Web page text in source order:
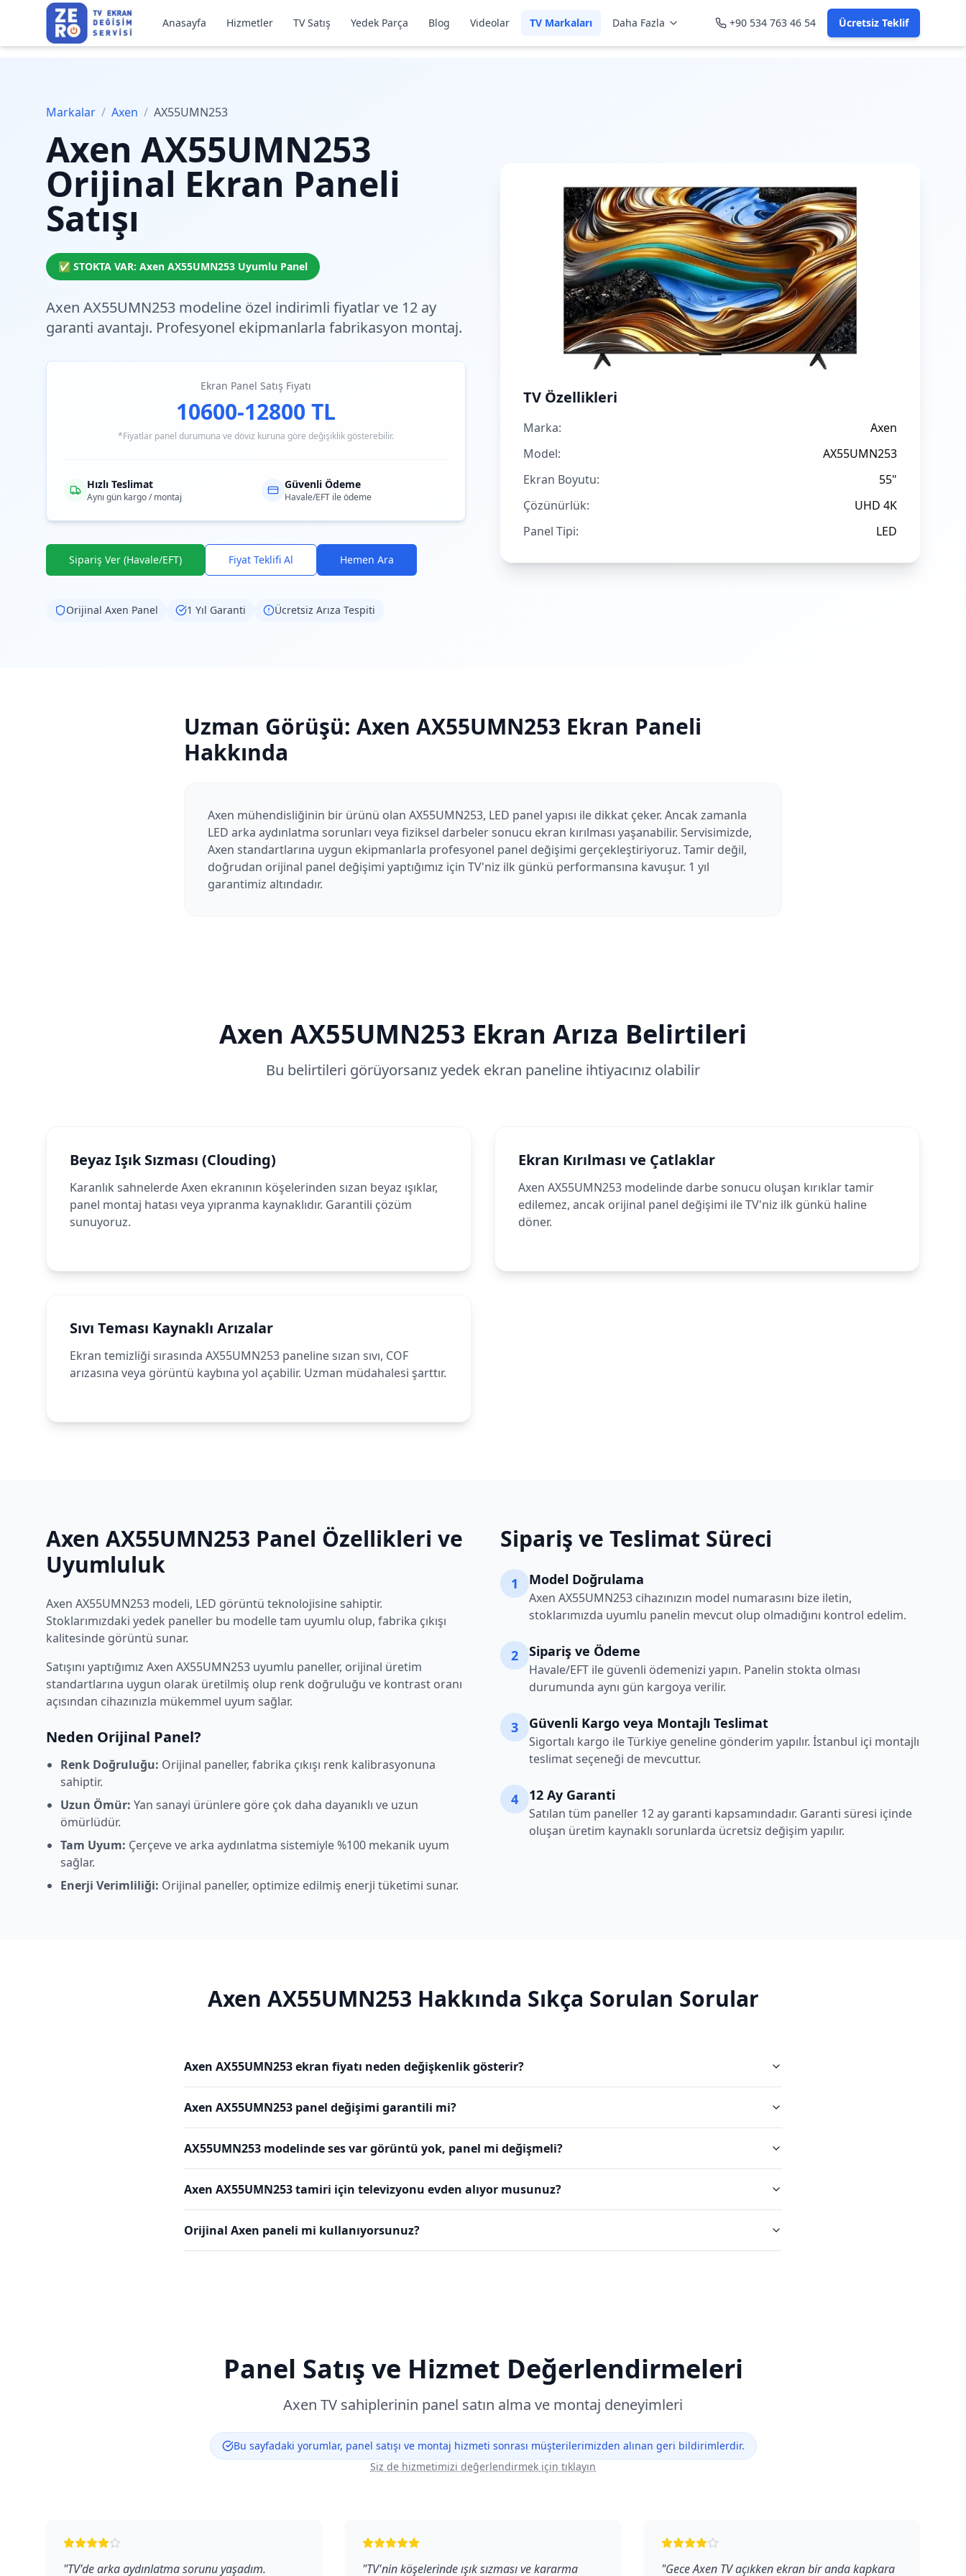
Anasayfa Hizmetler TV Satış Yedek Parça Blog Videolar TV Markaları Daha Fazla +90 534 763 46 54 Ücretsiz Teklif
Markalar / Axen / AX55UMN253
Axen AX55UMN253
Orijinal Ekran Paneli
Satışı
✅ STOKTA VAR: Axen AX55UMN253 Uyumlu Panel
Axen AX55UMN253 modeline özel indirimli fiyatlarve 12 ay
garanti avantajı. Profesyonel ekipmanlarla fabrikasyon montaj.
Ekran Panel Satış Fiyatı
10600-12800 TL
*Fiyatlar panel durumuna ve döviz kuruna göre değişiklik gösterebilir.
Hızlı Teslimat
Aynı gün kargo / montaj
Güvenli Ödeme
Havale/EFT ile ödeme
Sipariş Ver (Havale/EFT) Fiyat Teklifi Al Hemen Ara
Orijinal Axen Panel 1 Yıl Garanti Ücretsiz Arıza Tespiti
TV Özellikleri
Marka:
Axen
Model:
AX55UMN253
Ekran Boyutu:
55"
Çözünürlük:
UHD 4K
Panel Tipi:
LED
Uzman Görüşü: Axen AX55UMN253 Ekran Paneli
Hakkında
Axen mühendisliğinin bir ürünü olan AX55UMN253, LED panel yapısı ile dikkat çeker. Ancak zamanla
LED arka aydınlatma sorunları veya fiziksel darbeler sonucu ekran kırılması yaşanabilir. Servisimizde,
Axen standartlarına uygun ekipmanlarla profesyonel panel değişimi gerçekleştiriyoruz. Tamir değil,
doğrudan orijinal panel değişimi yaptığımız için TV'niz ilk günkü performansına kavuşur. 1 yıl
garantimiz altındadır.
Axen AX55UMN253 Ekran Arıza Belirtileri
Bu belirtileri görüyorsanız yedek ekran paneline ihtiyacınız olabilir
Beyaz Işık Sızması (Clouding)
Karanlık sahnelerde Axen ekranının köşelerinden sızan beyaz ışıklar,
panel montaj hatası veya yıpranma kaynaklıdır. Garantili çözüm
sunuyoruz.
Ekran Kırılması ve Çatlaklar
Axen AX55UMN253 modelinde darbe sonucu oluşan kırıklar tamir
edilemez, ancak orijinal panel değişimi ile TV'niz ilk günkü haline
döner.
Sıvı Teması Kaynaklı Arızalar
Ekran temizliği sırasında AX55UMN253 paneline sızan sıvı, COF
arızasına veya görüntü kaybına yol açabilir. Uzman müdahalesi şarttır.
Axen AX55UMN253 Panel Özellikleri ve
Uyumluluk
Axen AX55UMN253 modeli, LED görüntü teknolojisine sahiptir.
Stoklarımızdaki yedek paneller bu modelle tam uyumlu olup, fabrika çıkışı
kalitesinde görüntü sunar.
Satışını yaptığımız Axen AX55UMN253 uyumlu paneller, orijinal üretim
standartlarına uygun olarak üretilmiş olup renk doğruluğu ve kontrast oranı
açısından cihazınızla mükemmel uyum sağlar.
Neden Orijinal Panel?
Renk Doğruluğu: Orijinal paneller, fabrika çıkışı renk kalibrasyonuna
sahiptir.
Uzun Ömür: Yan sanayi ürünlere göre çok daha dayanıklı ve uzun
ömürlüdür.
Tam Uyum: Çerçeve ve arka aydınlatma sistemiyle %100 mekanik uyum
sağlar.
Enerji Verimliliği: Orijinal paneller, optimize edilmiş enerji tüketimi sunar.
Sipariş ve Teslimat Süreci
1 Model Doğrulama
Axen AX55UMN253 cihazınızın model numarasını bize iletin,
stoklarımızda uyumlu panelin mevcut olup olmadığını kontrol edelim.
2 Sipariş ve Ödeme
Havale/EFT ile güvenli ödemenizi yapın. Panelin stokta olması
durumunda aynı gün kargoya verilir.
3 Güvenli Kargo veya Montajlı Teslimat
Sigortalı kargo ile Türkiye geneline gönderim yapılır. İstanbul içi montajlı
teslimat seçeneği de mevcuttur.
4 12 Ay Garanti
Satılan tüm paneller 12 ay garanti kapsamındadır. Garanti süresi içinde
oluşan üretim kaynaklı sorunlarda ücretsiz değişim yapılır.
Axen AX55UMN253 Hakkında Sıkça Sorulan Sorular
Axen AX55UMN253 ekran fiyatı neden değişkenlik gösterir?
Axen AX55UMN253 panel değişimi garantili mi?
AX55UMN253 modelinde ses var görüntü yok, panel mi değişmeli?
Axen AX55UMN253 tamiri için televizyonu evden alıyor musunuz?
Orijinal Axen paneli mi kullanıyorsunuz?
Panel Satış ve Hizmet Değerlendirmeleri
Axen TV sahiplerinin panel satın alma ve montaj deneyimleri
Bu sayfadaki yorumlar, panel satışı ve montaj hizmeti sonrası müşterilerimizden alınan geri bildirimlerdir.
Siz de hizmetimizi değerlendirmek için tıklayın
"TV'de arka aydınlatma sorunu yaşadım. "TV'nin köşelerinde ışık sızması ve kararma "Gece Axen TV açıkken ekran bir anda kapkara